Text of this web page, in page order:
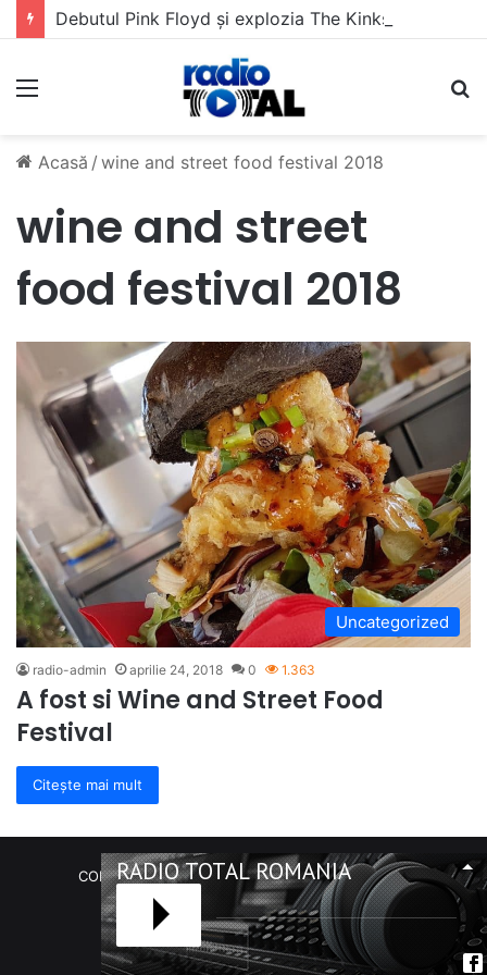
Debutul Pink Floyd și explozia The Kinks
Meniu
Acasă / wine and street food festival 2018
wine and street
food festival 2018
Uncategorized
radio-admin aprilie 24, 2018 0 1.363
A fost si Wine and Street Food
Festival
Citește mai mult
COPYRIGHT Radio Total România. (C) 2020-2023
Facebook
RSS
RADIO TOTAL ROMANIA